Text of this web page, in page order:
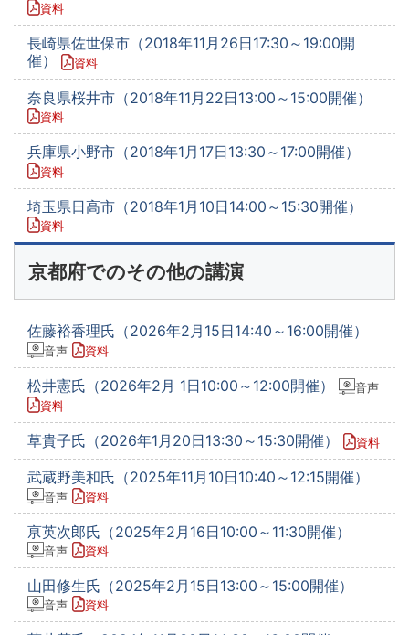
資料
長崎県佐世保市（2018年11月26日17:30～19:00開
催）
資料
奈良県桜井市（2018年11月22日13:00～15:00開催）
資料
兵庫県小野市（2018年1月17日13:30～17:00開催）
資料
埼玉県日高市（2018年1月10日14:00～15:30開催）
資料
京都府でのその他の講演
佐藤裕香理氏（2026年2月15日14:40～16:00開催）
音声 資料
松井憲氏（2026年2月 1日10:00～12:00開催）
音声
資料
草貴子氏（2026年1月20日13:30～15:30開催） 資料
武蔵野美和氏（2025年11月10日10:40～12:15開催）
音声 資料
亰英次郎氏（2025年2月16日10:00～11:30開催）
音声 資料
山田修生氏（2025年2月15日13:00～15:00開催）
音声 資料